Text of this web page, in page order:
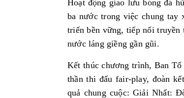
Hoạt động giao lưu bóng đá
ba nước trong việc chung
triển bền vững, tiếp nối truyền
nước láng giềng gần gũi.
Kết thúc chương trình, Ban
thần thi đấu fair-play, đoàn
quả chung cuộc: Giải Nhất: